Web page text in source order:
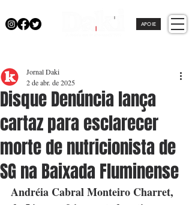
APOIE
Disque Denúncia lança
cartaz para esclarecer
morte de nutricionista de
SG na Baixada Fluminense
Jornal Daki
2 de abr. de 2025
Andréia Cabral Monteiro Charret,